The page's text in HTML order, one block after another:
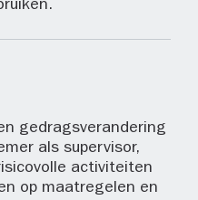
gedragsverandering
als supervisor,
activiteiten
op maatregelen en